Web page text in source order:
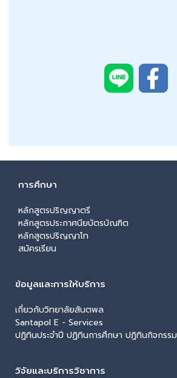
การศึกษา
หลักสูตรปริญญาตรี
หลักสูตรประกาศนียบัตรบัณฑิต
หลักสูตรปริญญาโท
สมัครเรียน
ข้อมูลและการให้บริการ
เกี่ยวกับวิทยาลัยสันตพล
Santapol E - Services
ปฏิทินประจำปี ปฏิทินการศึกษา ปฏิทินกิจกรรม
วิจัยและบริการวิชาการ